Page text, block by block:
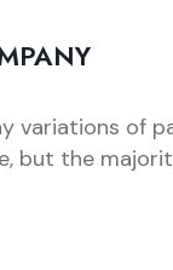
variations of
but the